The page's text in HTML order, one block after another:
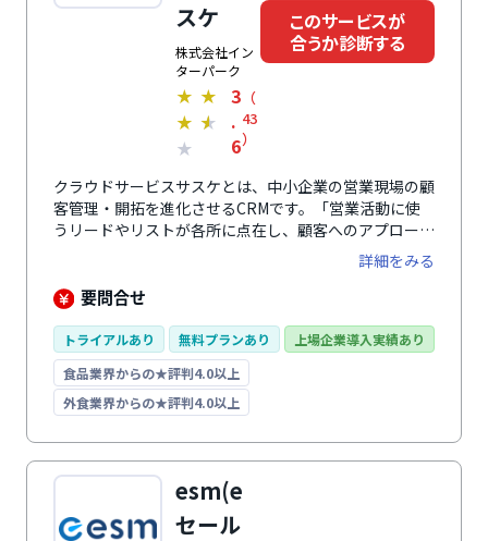
スケ
株式会社イン
ターパーク
★ ★
★ ★
★
3
.
6
（
43
）
このサービスが
合うか診断する
クラウドサービスサスケとは、中小企業の営業現場の顧
客管理・開拓を進化させるCRMです。「営業活動に使
うリードやリストが各所に点在し、顧客へのアプローチ
状況が担当者にしかわからない」といった状況を解消し
ます。さまざまなルートで獲得した顧客リードを一元管
理し、営業状況を組織全体で共有・可視化できる状態に
信自動化や営業リードの育成、AIによる営業活動支援な
ど、営業成果拡大につながる機能も搭載。解約率の低さ
と長い歴史を誇る、誰にでも使いやすい国産ツールで
す。
詳細をみる
要問合せ
トライアルあり 無料プランあり
上場企業導入実績あり
食品業界からの★評判4.0以上
外食業界からの★評判4.0以上
esm(e
セール